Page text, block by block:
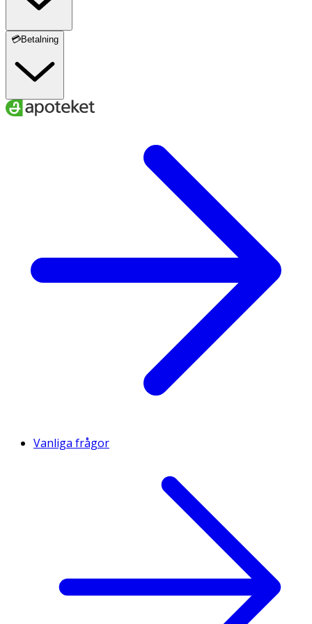
💳Betalning
Vanliga frågor